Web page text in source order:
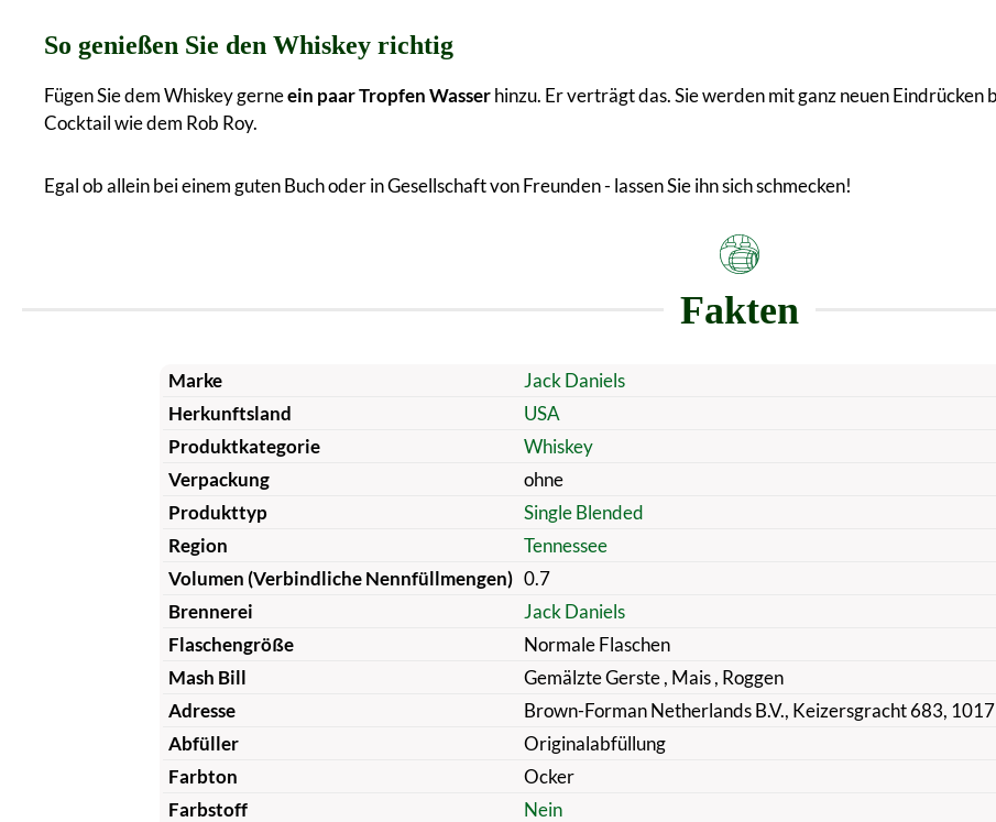
So genießen Sie den Whiskey richtig
Fügen Sie dem Whiskey gerneein paar Tropfen Wasserhinzu. Er verträgt das. Sie werden mit ganz neuen Eindrücken
Cocktail wie dem Rob Roy.
Egal ob allein bei einem guten Buch oder in Gesellschaft von Freunden - lassen Sie ihn sich schmecken!
Fakten
Marke
Jack Daniels
Herkunftsland
USA
Produktkategorie
Whiskey
Verpackung
ohne
Produkttyp
Single Blended
Region
Tennessee
Volumen (Verbindliche Nennfüllmengen) 0.7
Brennerei
Jack Daniels
Flaschengröße
Normale Flaschen
Mash Bill
Gemälzte Gerste, Mais, Roggen
Adresse
Brown-Forman Netherlands B.V., Keizersgracht 683,
Abfüller
Originalabfüllung
Farbton
Ocker
Farbstoff
Nein